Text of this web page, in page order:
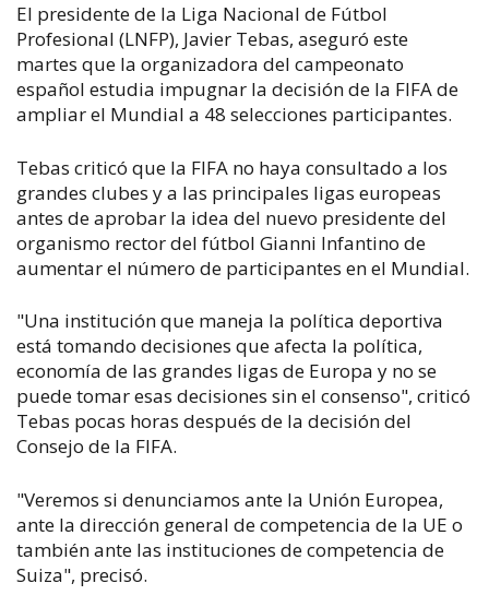
El presidente de la Liga Nacional de Fútbol
Profesional (LNFP), Javier Tebas, aseguró este
martes que la organizadora del campeonato
español estudia impugnar la decisión de la FIFA de
ampliar el Mundial a 48 selecciones participantes.
Tebas criticó que la FIFA no haya consultado a los
grandes clubes y a las principales ligas europeas
antes de aprobar la idea del nuevo presidente del
organismo rector del fútbol Gianni Infantino de
aumentar el número de participantes en el Mundial.
"Una institución que maneja la política deportiva
está tomando decisiones que afecta la política,
economía de las grandes ligas de Europa y no se
puede tomar esas decisiones sin el consenso", criticó
Tebas pocas horas después de la decisión del
Consejo de la FIFA.
"Veremos si denunciamos ante la Unión Europea,
ante la dirección general de competencia de la UE o
también ante las instituciones de competencia de
Suiza", precisó.